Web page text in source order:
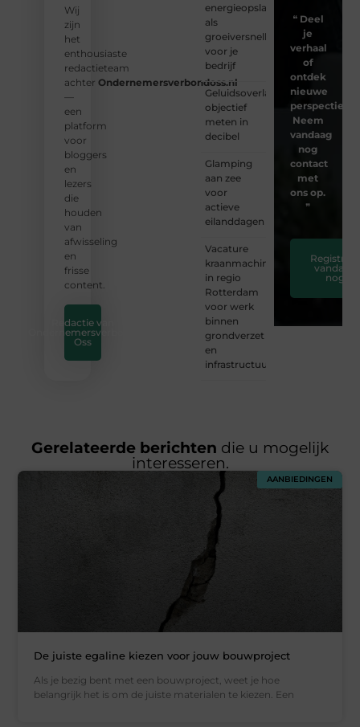
Wij
zijn
het
enthousiaste
redactieteam
achter Ondernemersverbondoss.nl
—
een
platform
voor
bloggers
en
lezers
die
houden
van
afwisseling
en
frisse
content.
Redactie van
Ondernemersverbond
Oss
energieopslag
als
groeiversneller
voor je
bedrijf
Geluidsoverlast
objectief
meten in
decibel
Glamping
aan zee
voor
actieve
eilanddagen
Vacature
kraanmachinist
in regio
Rotterdam
voor werk
binnen
grondverzet
en
infrastructuur
❝ Deel
je
verhaal
of
ontdek
nieuwe
Neem
vandaag
nog
contact
met
ons op.
❞
Registreer
vandaag
nog
Gerelateerde berichten die u mogelijk
interesseren.
AANBIEDINGEN
De juiste egaline kiezen voor jouw bouwproject
Als je bezig bent met een bouwproject, weet je hoe
belangrijk het is om de juiste materialen te kiezen. Een